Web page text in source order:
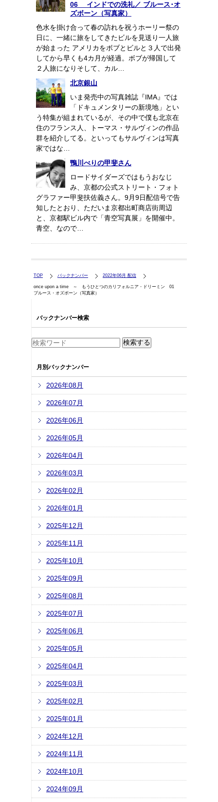
06 インドでの洗礼／ ブルース･オ
ズボーン（写真家）
色水を掛け合って春の訪れを祝うホーリー祭の
日に、一緒に旅をしてきたビルを見送り一人旅
が始まった アメリカをボブとビルと３人で出発
してから早くも4カ月が経過。ボブが帰国して
２人旅になりそして、カル…
北京銀山
いま発売中の写真雑誌『IMA』では
「ドキュメンタリーの新境地」とい
う特集が組まれているが、その中で僕も北京在
住のフランス人、トーマス・サルヴィンの作品
群を紹介してる。といってもサルヴィンは写真
家ではな…
鴨川べりの甲斐さん
ロードサイダーズではもうおなじ
み、京都の公式ストリート・フォト
グラファー甲斐扶佐義さん。9月9日配信号で告
知したとおり、ただいま京都出町商店街周辺
と、京都駅ビル内で「青空写真展」を開催中。
青空、なので…
TOP バックナンバー 2022年06月 配信
once upon a time ～ もうひとつのカリフォルニア・ドリーミン 01
ブルース・オズボーン（写真家）
バックナンバー検索
月別バックナンバー
2026年08月
2026年07月
2026年06月
2026年05月
2026年04月
2026年03月
2026年02月
2026年01月
2025年12月
2025年11月
2025年10月
2025年09月
2025年08月
2025年07月
2025年06月
2025年05月
2025年04月
2025年03月
2025年02月
2025年01月
2024年12月
2024年11月
2024年10月
2024年09月